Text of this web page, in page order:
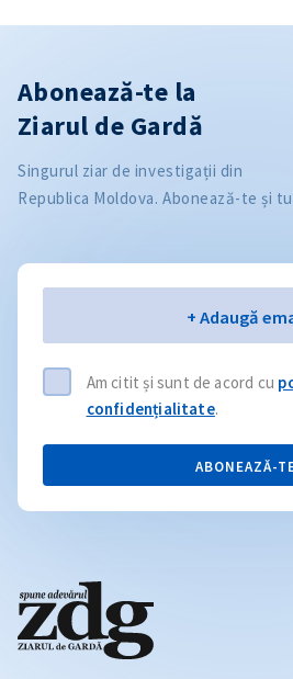
Abonează-te la
Ziarul de Gardă
Singurul ziar de investigații din
Republica Moldova. Abonează-te și
+ Adaugă
Am citit și sunt de acord cu
confidențialitate.
ABONEAZĂ-